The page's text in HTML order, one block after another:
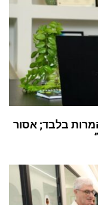
בלבד; אסור